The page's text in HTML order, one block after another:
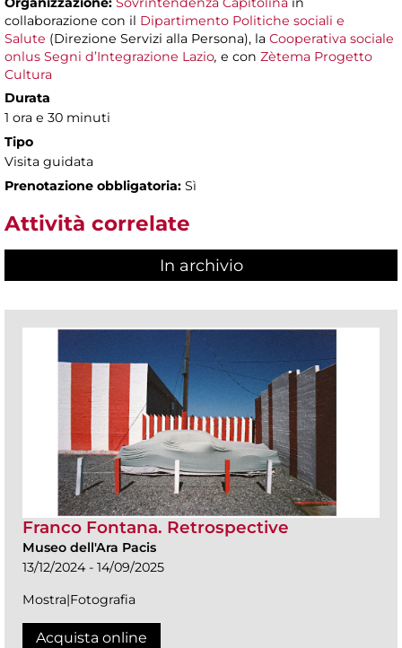
collaborazione con il Dipartimento Politiche sociali e
Salute (Direzione Servizi alla Persona), la Cooperativa sociale
onlus Segni d’Integrazione Lazio, e con Zètema Progetto
Cultura
Durata
1 ora e 30 minuti
Tipo
Visita guidata
Prenotazione obbligatoria: Sì
Attività correlate
In archivio
Franco Fontana. Retrospective
Museo dell'Ara Pacis
13/12/2024 - 14/09/2025
Mostra|Fotografia
Acquista online